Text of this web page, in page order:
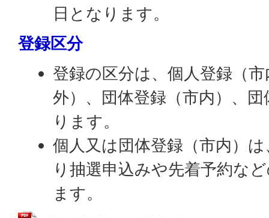
日となります。
登録区分
登録の区分は、個人登録（
外）、団体登録（市内）、
ります。
個人又は団体登録（市内）
り抽選申込みや先着予約な
ます。